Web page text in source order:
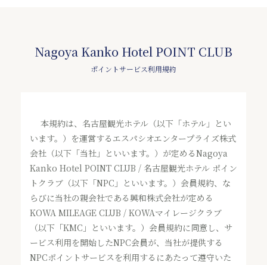
Nagoya Kanko Hotel POINT CLUB
ポイントサービス利用規約
本規約は、名古屋観光ホテル（以下「ホテル」とい
います。）を運営するエスパシオエンタープライズ株式
会社（以下「当社」といいます。）が定めるNagoya
Kanko Hotel POINT CLUB / 名古屋観光ホテル ポイン
トクラブ（以下「NPC」といいます。）会員規約、な
らびに当社の親会社である興和株式会社が定める
KOWA MILEAGE CLUB / KOWAマイレージクラブ
（以下「KMC」といいます。）会員規約に同意し、サ
ービス利用を開始したNPC会員が、当社が提供する
NPCポイントサービスを利用するにあたって遵守いた